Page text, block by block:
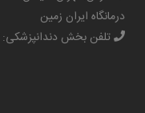
درمانگاه ایران زمین
تلفن بخش دندانپزشکی: